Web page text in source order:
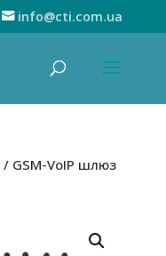
info@cti.com.ua
/ GSM-VoIP шлюз